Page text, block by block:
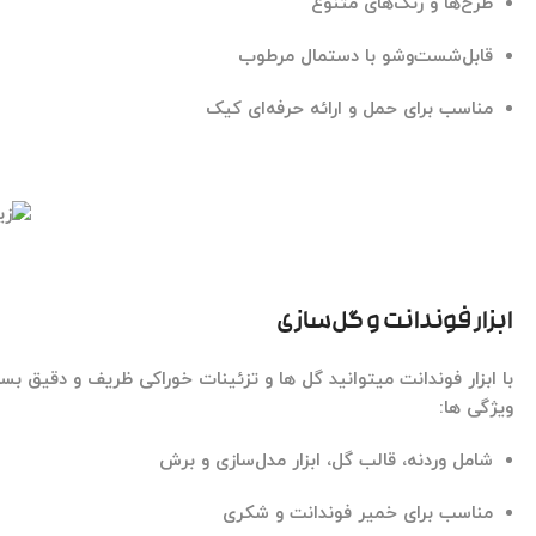
قابل‌شست‌وشو با دستمال مرطوب
مناسب برای حمل و ارائه حرفه‌ای کیک
ابزار فوندانت و گل‌سازی
با ابزار فوندانت میتوانید گل ها و تزئینات خوراکی ظریف و دقیق
ویژگی ها:
شامل وردنه، قالب گل، ابزار مدل‌سازی و برش
مناسب برای خمیر فوندانت و شکری